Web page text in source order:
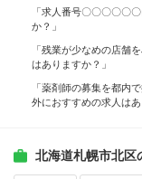
「求人番号〇〇〇〇〇
か？」
「残業が少なめの店舗
はありますか？」
「薬剤師の募集を都内
外におすすめの求人は
北海道札幌市北区